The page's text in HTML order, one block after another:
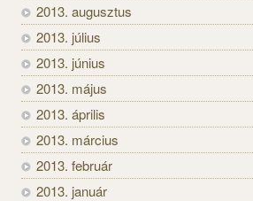
2013. augusztus
2013. július
2013. június
2013. május
2013. április
2013. március
2013. február
2013. január